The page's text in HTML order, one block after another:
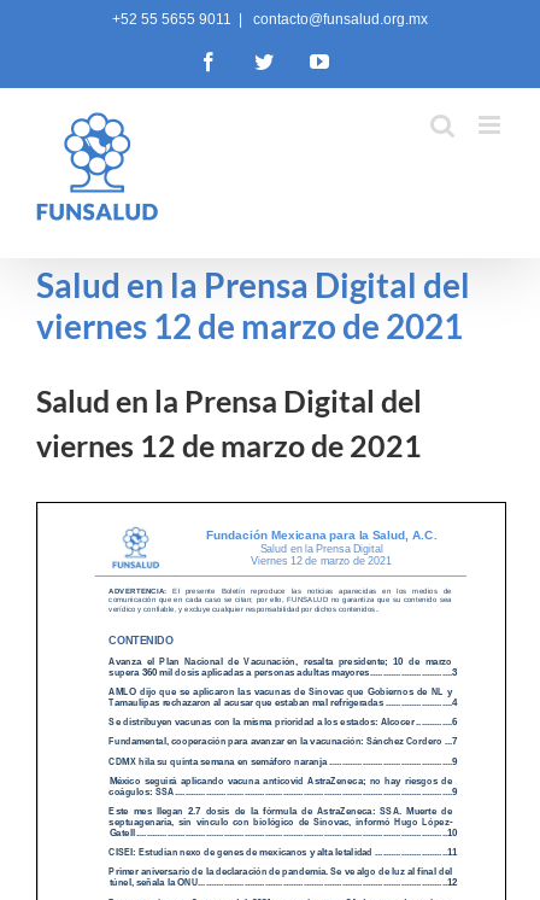
+52 55 5655 9011 contacto@funsalud.org.mx
FacebookTwitterYouTube
Salud en la Prensa Digital del
viernes 12 de marzo de 2021
Salud en la Prensa Digital del
viernes 12 de marzo de 2021